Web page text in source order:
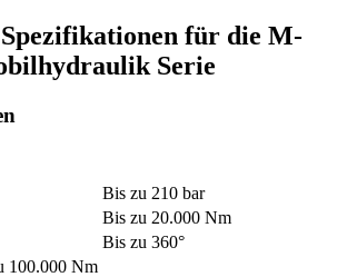
für die M-
Serie
Bis zu 210 bar
Bis zu 20.000 Nm
Bis zu 360°
100.000 Nm